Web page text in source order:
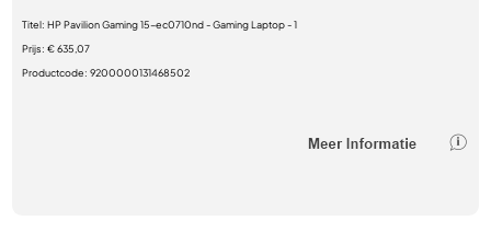
Titel:HP Pavilion Gaming 15-ec0710nd - Gaming Laptop - 1
Prijs:€ 635,07
Productcode:9200000131468502